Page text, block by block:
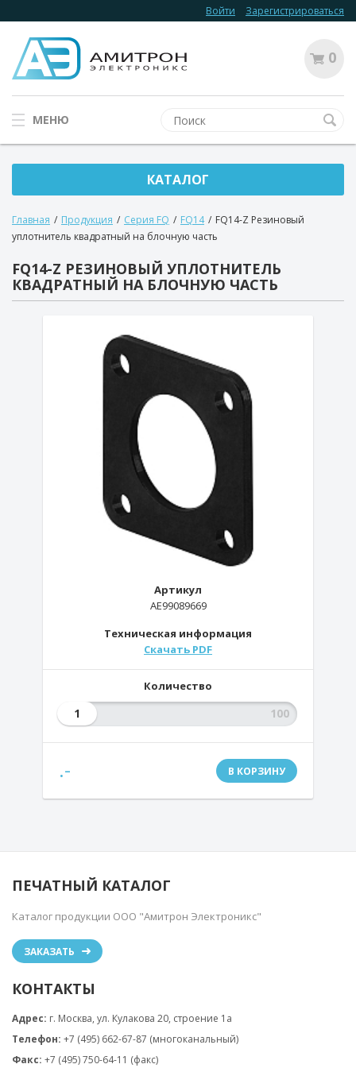
Войти Зарегистрироваться
0
МЕНЮ
КАТАЛОГ
Главная / Продукция / Серия FQ / FQ14 / FQ14-Z Резиновый
уплотнитель квадратный на блочную часть
FQ14-Z РЕЗИНОВЫЙ УПЛОТНИТЕЛЬ
КВАДРАТНЫЙ НА БЛОЧНУЮ ЧАСТЬ
Артикул
AE99089669
Техническая информация
Скачать PDF
Количество
1
.- В КОРЗИНУ
ПЕЧАТНЫЙ КАТАЛОГ
Каталог продукции ООО "Амитрон Электроникс"
ЗАКАЗАТЬ
КОНТАКТЫ
Адрес: г. Москва, ул. Кулакова 20, строение 1a
Телефон: +7 (495) 662-67-87 (многоканальный)
Факс: +7 (495) 750-64-11 (факс)